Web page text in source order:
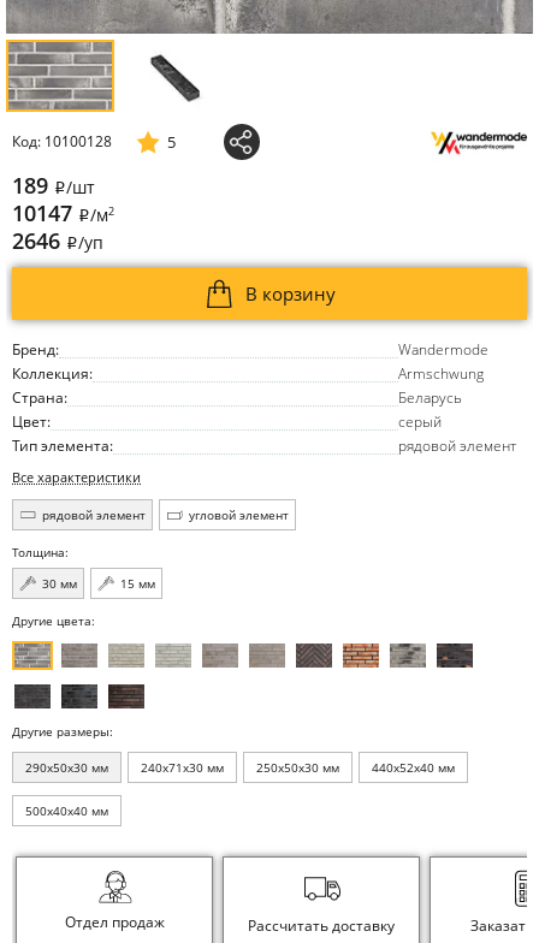
Бренд:
Wandermode
Коллекция:
Armschwung
Страна:
Беларусь
Цвет:
серый
Тип элемента:
рядовой элемент
Все характеристики
рядовой элемент угловой элемент
Толщина:
30 мм
15 мм
Код: 10100128 5
189 i/шт
10147 i/м2
2646 i/уп
В корзину
Другие цвета:
Другие размеры:
290x50x30 мм 240x71x30 мм 250x50x30 мм 440x52x40 мм
500x40x40 мм
Отдел продаж Рассчитать доставку Заказать